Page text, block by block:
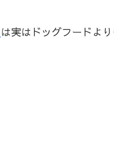
は実はドッグフードよ